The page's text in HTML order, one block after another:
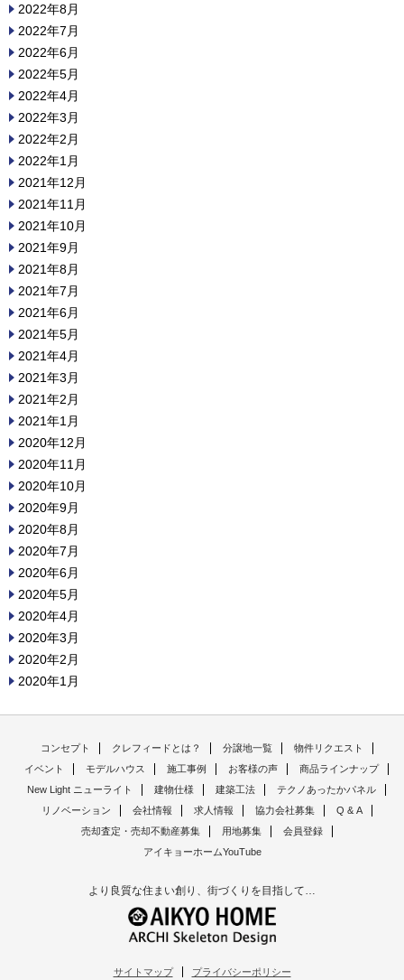
2022年8月
2022年7月
2022年6月
2022年5月
2022年4月
2022年3月
2022年2月
2022年1月
2021年12月
2021年11月
2021年10月
2021年9月
2021年8月
2021年7月
2021年6月
2021年5月
2021年4月
2021年3月
2021年2月
2021年1月
2020年12月
2020年11月
2020年10月
2020年9月
2020年8月
2020年7月
2020年6月
2020年5月
2020年4月
2020年3月
2020年2月
2020年1月
コンセプト クレフィードとは？ 分譲地一覧
物件リクエスト
イベント
モデルハウス 施工事例 お客様の声
商品ラインナップ
New Light ニューライト
建物仕様 建築工法
テクノあったかパネル
リノベーション
会社情報 求人情報 協力会社募集
Q & A
売却査定・売却不動産募集
用地募集
会員登録
アイキョーホームYouTube
より良質な住まい創り、街づくりを目指して…
サイトマップ プライバシーポリシー